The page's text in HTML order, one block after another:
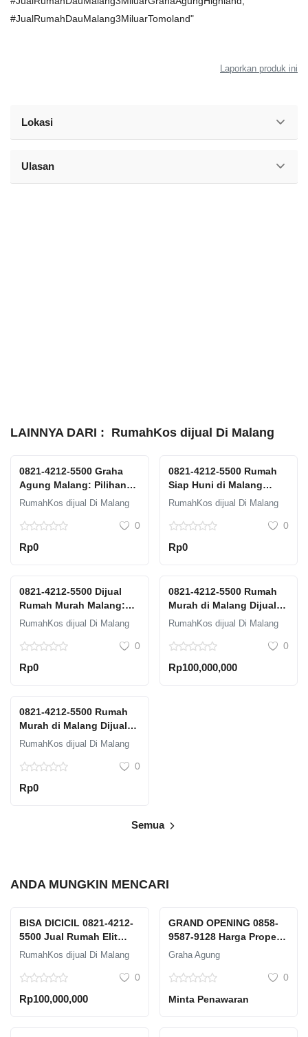
#JualRumahDauMalang3MiluarTomoland"
Laporkan produk ini
Lokasi
Ulasan
LAINNYA DARI : RumahKos dijual Di Malang
0821-4212-5500 Graha
Agung Malang: Pilihan
Terbaik untuk Hunian
RumahKos dijual Di Malang
0
Rp0
0821-4212-5500 Rumah
Siap Huni di Malang
Dijual: Langsung Tinggal
RumahKos dijual Di Malang
0
Rp0
0821-4212-5500 Dijual
Rumah Murah Malang:
Jangan Lewatkan
RumahKos dijual Di Malang
0
Rp0
0821-4212-5500 Rumah
Murah di Malang Dijual:
Solusi untuk Miliki
RumahKos dijual Di Malang
0
Rp100,000,000
0821-4212-5500 Rumah
Murah di Malang Dijual:
Solusi untuk Miliki
RumahKos dijual Di Malang
0
Rp0
Semua
ANDA MUNGKIN MENCARI
BISA DICICIL 0821-4212-
5500 Jual Rumah Elit
Kota Malang Graha
RumahKos dijual Di Malang
0
Rp100,000,000
GRAND OPENING 0858-
9587-9128 Harga Property
Perumahan Dekat Binus
Graha Agung
0
Minta Penawaran